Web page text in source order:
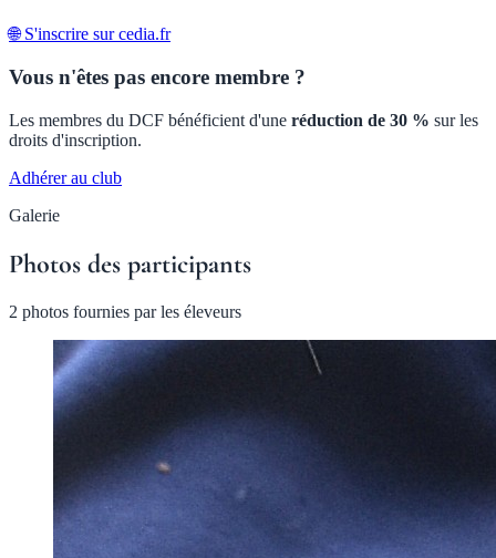
🌐 S'inscrire sur cedia.fr
Vous n'êtes pas encore membre ?
Les membres du DCF bénéficient d'une réduction de 30 % sur les
droits d'inscription.
Adhérer au club
Galerie
Photos des participants
2 photos fournies par les éleveurs